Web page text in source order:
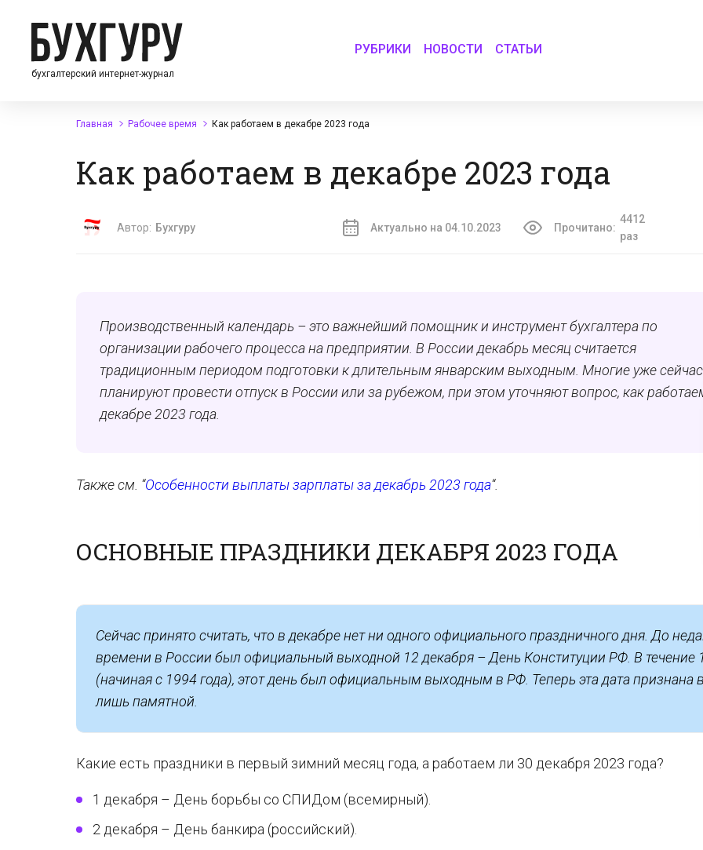
бухгалтерский интернет-журнал
РУБРИКИ НОВОСТИ СТАТЬИ
Главная Рабочее время Как работаем в декабре 2023 года
Как работаем в декабре 2023 года
Автор: Бухгуру Актуально на 04.10.2023 Прочитано:
4412
раз
Производственный календарь – это важнейший помощник и инструмент бухгалтера по
организации рабочего процесса на предприятии. В России декабрь месяц считается
традиционным периодом подготовки к длительным январским выходным. Многие уже сейчас
планируют провести отпуск в России или за рубежом, при этом уточняют вопрос, как
декабре 2023 года.
Также см. “Особенности выплаты зарплаты за декабрь 2023 года“.
ОСНОВНЫЕ ПРАЗДНИКИ ДЕКАБРЯ 2023 ГОДА
Сейчас принято считать, что в декабре нет ни одного официального праздничного дня. До
времени в России был официальный выходной 12 декабря – День Конституции РФ. В течение
(начиная с 1994 года), этот день был официальным выходным в РФ. Теперь эта дата признана
лишь памятной.
Какие есть праздники в первый зимний месяц года, а работаем ли 30 декабря 2023 года?
1 декабря – День борьбы со СПИДом (всемирный).
2 декабря – День банкира (российский).